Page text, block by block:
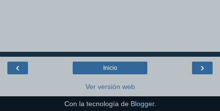
‹ ›
Inicio
Ver versión web
Con la tecnología de Blogger.